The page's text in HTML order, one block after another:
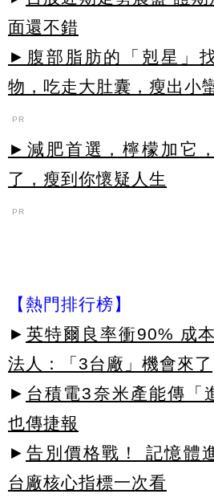
面還不錯
►腹部脂肪的「剋星」
物，吃走大肚囊，瘦出小
PR
►減肥首選，檸檬加它
了，瘦到你懷疑人生
PR
【熱門排行榜】
► 英特爾良率衝90% 成
法人：「3台廠」機會來了
► 台積電3奈米產能傳「
也傳捷報
► 告別價格戰！ 記憶體
台廠核心指標一次看